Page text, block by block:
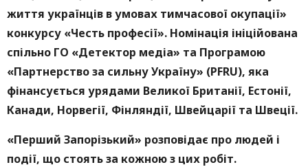
життя українців в умовах тимчасової окупації»
конкурсу «Честь професії». Номінація ініційована
спільно ГО «Детектор медіа» та Програмою
«Партнерство за сильну Україну» (PFRU), яка
фінансується урядами Великої Британії, Естонії,
Канади, Норвегії, Фінляндії, Швейцарії та Швеції.
«Перший Запорізький» розповідає про людей і
події, що стоять за кожною з цих робіт.